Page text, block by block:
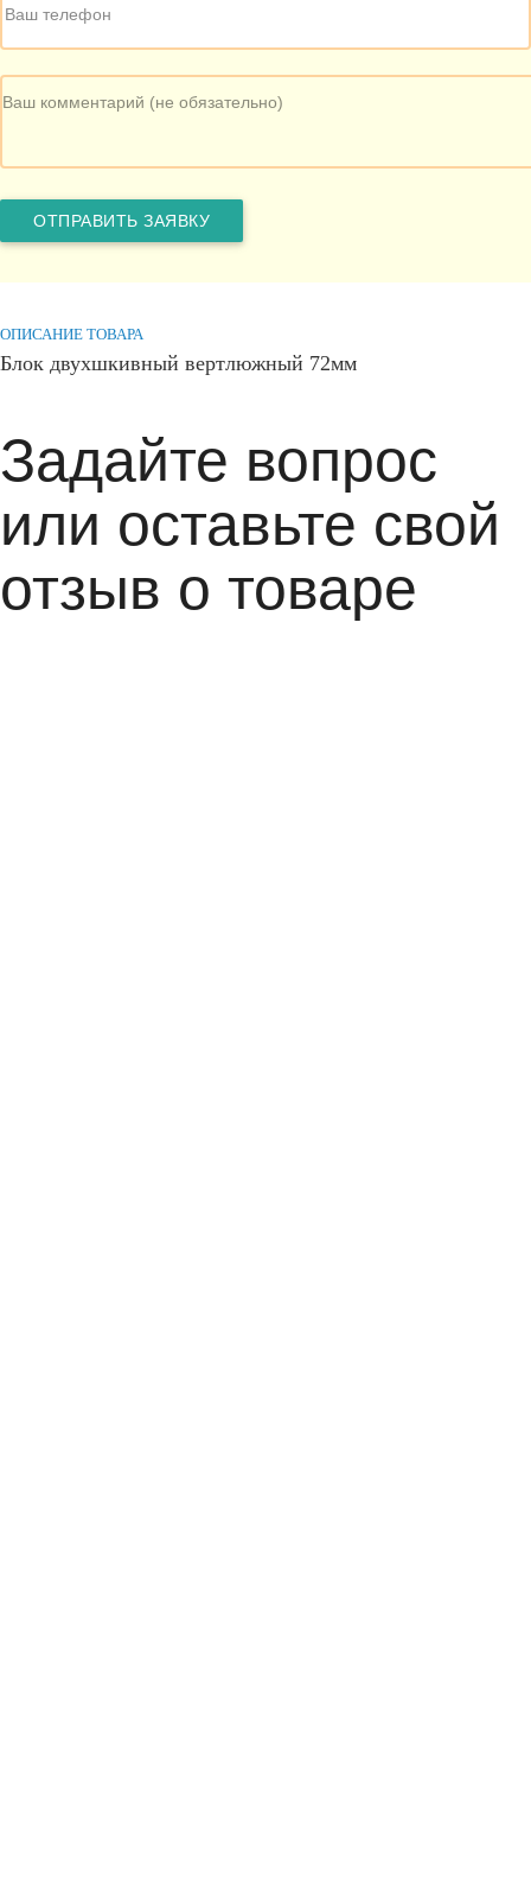
ОПИСАНИЕ ТОВАРА
Блок двухшкивный вертлюжный 72мм
Задайте вопрос
или оставьте свой
отзыв о товаре